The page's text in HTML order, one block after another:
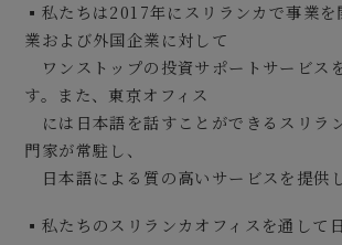
▪私たちは2017年にスリランカで事業を
業および外国企業に対して
ワンストップの投資サポートサービス
す。また、東京オフィス
には日本語を話すことができるスリラ
門家が常駐し、
日本語による質の高いサービスを提供
▪私たちのスリランカオフィスを通して